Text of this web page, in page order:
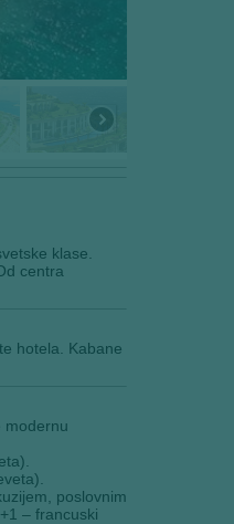
klase.
centra
hotela. Kabane
modernu
poslovnim
– francuski